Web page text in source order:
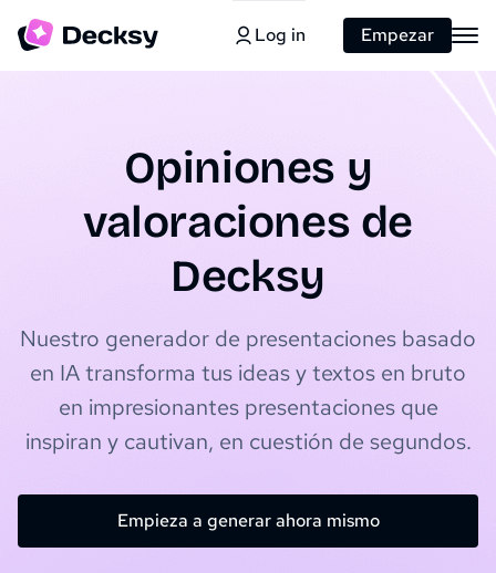
Log in Empezar
Opiniones y
valoraciones de
Decksy
Nuestro generador de presentaciones basado
en IA transforma tus ideas y textos en bruto
en impresionantes presentaciones que
inspiran y cautivan, en cuestión de segundos.
Empieza a generar ahora mismo